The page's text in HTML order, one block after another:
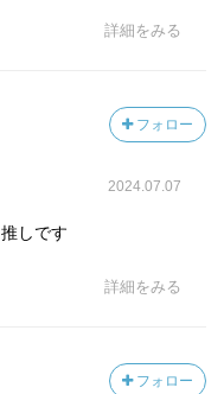
詳細をみる
フォロー
2024.07.07
しです
詳細をみる
フォロー